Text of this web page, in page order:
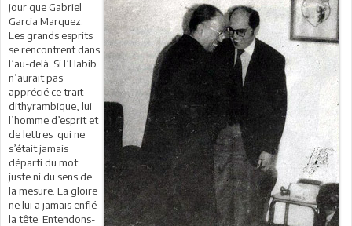
jour que Gabriel
Garcia Marquez.
Les grands esprits
se rencontrent dans
l’au-delà. Si l’Habib
n’aurait pas
apprécié ce trait
dithyrambique, lui
l’homme d’esprit et
de lettres qui ne
s’était jamais
départi du mot
juste ni du sens de
la mesure. La gloire
ne lui a jamais enflé
la tête. Entendons-